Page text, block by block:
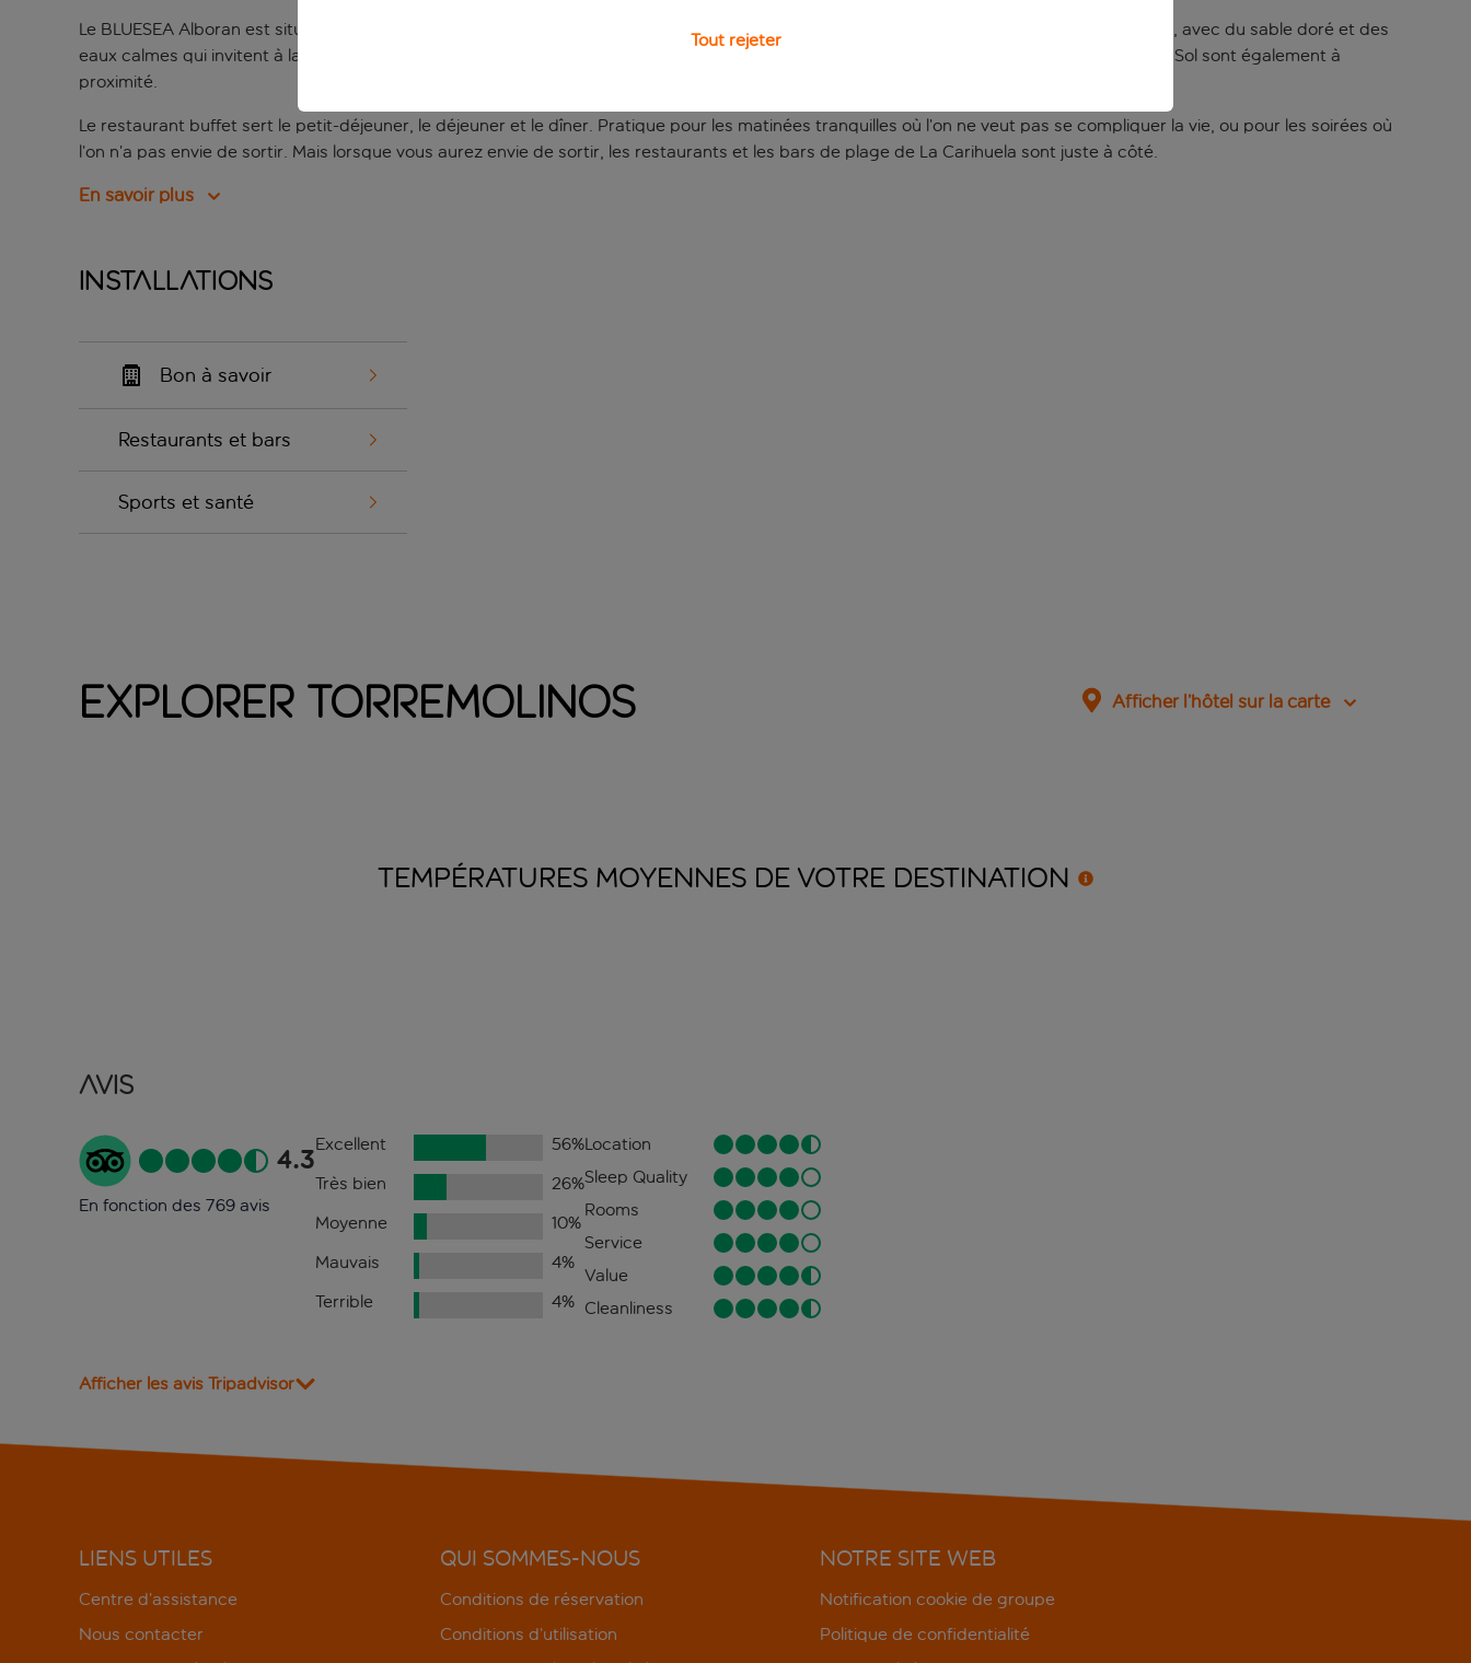
Le BLUESEA Alboran est situé en plein cœur de Torremolinos, à quelques minutes à pied de La Carihuela, une plage bordée de chiringuitos, avec du sable doré et des
eaux calmes qui invitent à la baignade. Les bars à tapas de la vieille ville, la promenade du front de mer et toute l’animation de la Costa del Sol sont également à
proximité.
Le restaurant buffet sert le petit-déjeuner, le déjeuner et le dîner. Pratique pour les matinées tranquilles où l’on ne veut pas se compliquer la vie, ou pour les soirées où
l’on n’a pas envie de sortir. Mais lorsque vous aurez envie de sortir, les restaurants et les bars de plage de La Carihuela sont juste à côté.
En savoir plus
Installations
Bon à savoir
Restaurants et bars
Sports et santé
Explorer Torremolinos Afficher l’hôtel sur la carte
TEMPÉRATURES MOYENNES DE VOTRE DESTINATION
Avis
4.3
En fonction des 769 avis
Excellent 56%
Très bien
26%
Moyenne
10%
Mauvais
4%
Terrible
4%
Location
Sleep Quality
Rooms
Service
Value
Cleanliness
Afficher les avis Tripadvisor
LIENS UTILES
Centre d’assistance
Nous contacter
QUI SOMMES-NOUS
Conditions de réservation
Conditions d’utilisation
NOTRE SITE WEB
Notification cookie de groupe
Politique de confidentialité
Tout rejeter